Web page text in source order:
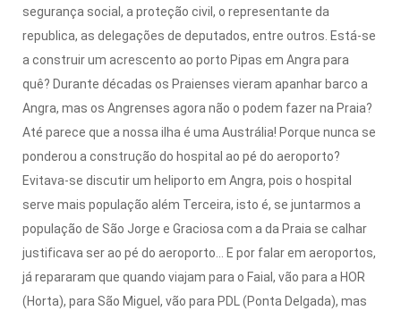
segurança social, a proteção civil, o representante da
republica, as delegações de deputados, entre outros. Está-se
a construir um acrescento ao porto Pipas em Angra para
quê? Durante décadas os Praienses vieram apanhar barco a
Angra, mas os Angrenses agora não o podem fazer na Praia?
Até parece que a nossa ilha é uma Austrália! Porque nunca se
ponderou a construção do hospital ao pé do aeroporto?
Evitava-se discutir um heliporto em Angra, pois o hospital
serve mais população além Terceira, isto é, se juntarmos a
população de São Jorge e Graciosa com a da Praia se calhar
justificava ser ao pé do aeroporto… E por falar em aeroportos,
já repararam que quando viajam para o Faial, vão para a HOR
(Horta), para São Miguel, vão para PDL (Ponta Delgada), mas